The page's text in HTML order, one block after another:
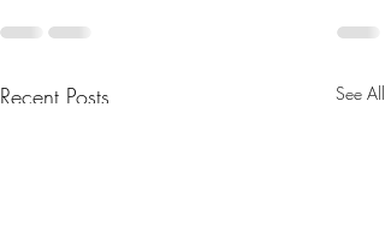
Recent Posts See All